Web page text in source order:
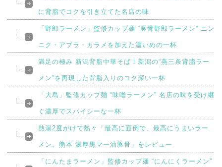
に背脂でコクを引き立てた名店の味
「野郎ラーメン」監修カップ麺 “豚骨野郎ラーメン” ニン
ニク・アブラ・カラメを加えた濃いめの一杯
満足の極み 新潟背脂中華そば！新潟の“燕三条背脂ラー
メン”を再現した背脂入りのコク深い一杯
「大島」監修カップ麺 “味噌ラーメン” 名店の味を受け継
ぐ濃厚でスパイシーな一杯
熱湯2度がけで熱々「最高に面倒で、最高にうまいラー
メン。熊本 濃厚黒マー油豚骨」をレビュー
「にんたまラーメン」監修カップ麺 “にんにくラーメン”